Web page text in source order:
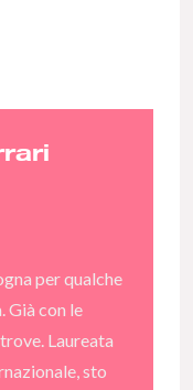
per qualche
Già con le
Laureata
sto